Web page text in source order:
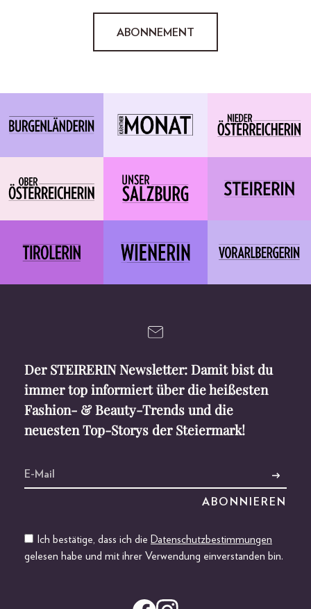
ABONNEMENT
Der STEIRERIN Newsletter: Damit bist du
immer top informiert über die heißesten
Fashion- & Beauty-Trends und die
neuesten Top-Storys der Steiermark!
Ich bestätige, dass ich die Datenschutzbestimmungen
gelesen habe und mit ihrer Verwendung einverstanden bin.